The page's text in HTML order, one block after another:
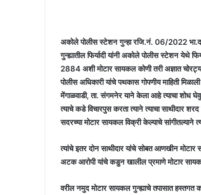
अकोले पोलीस स्टेशन गुन्हा रजि.नं. 06/2022
गुन्ह्यातील फिर्यादी यांनी अकोले पोलीस स्टेशन येथे
2884 अशी मोटार सायकल कोणी तरी अज्ञात
पोलीस अधिकारी यांचे पथकास गोपणीय माहिती
मेंगाळवाडी, ता. संगमनेर याने केला आहे त्याचा शोध
त्याचे कडे विचारपुस करता त्याने त्याचा साथीदार
सदरच्या मोटार सायकल विक्री केल्याचे सांगीतल्याने
त्यांचे इतर दोन साथीदार यांचे सोबत आणखीन
अटक आरोपी यांचे कडुन खालील प्रमाणे मोटार
वरील नमुद मोटार सायकल गुन्ह्याचे तपासात हस्तगत